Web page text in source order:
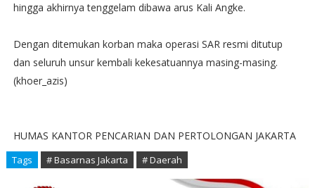
hingga akhirnya tenggelam dibawa arus Kali Angke.
Dengan ditemukan korban maka operasi SAR resmi ditutup
dan seluruh unsur kembali kekesatuannya masing-masing.
(khoer_azis)
HUMAS KANTOR PENCARIAN DAN PERTOLONGAN JAKARTA
Tags # Basarnas Jakarta # Daerah